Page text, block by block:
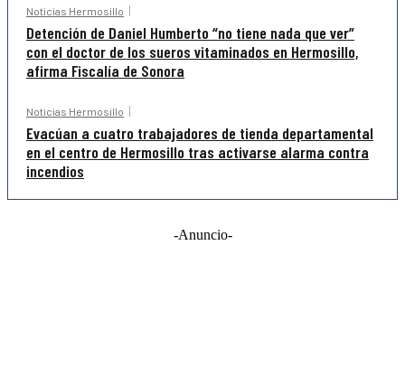
Noticias Hermosillo
Detención de Daniel Humberto “no tiene nada que ver”
con el doctor de los sueros vitaminados en Hermosillo,
afirma Fiscalía de Sonora
Noticias Hermosillo
Evacúan a cuatro trabajadores de tienda departamental
en el centro de Hermosillo tras activarse alarma contra
incendios
-Anuncio-